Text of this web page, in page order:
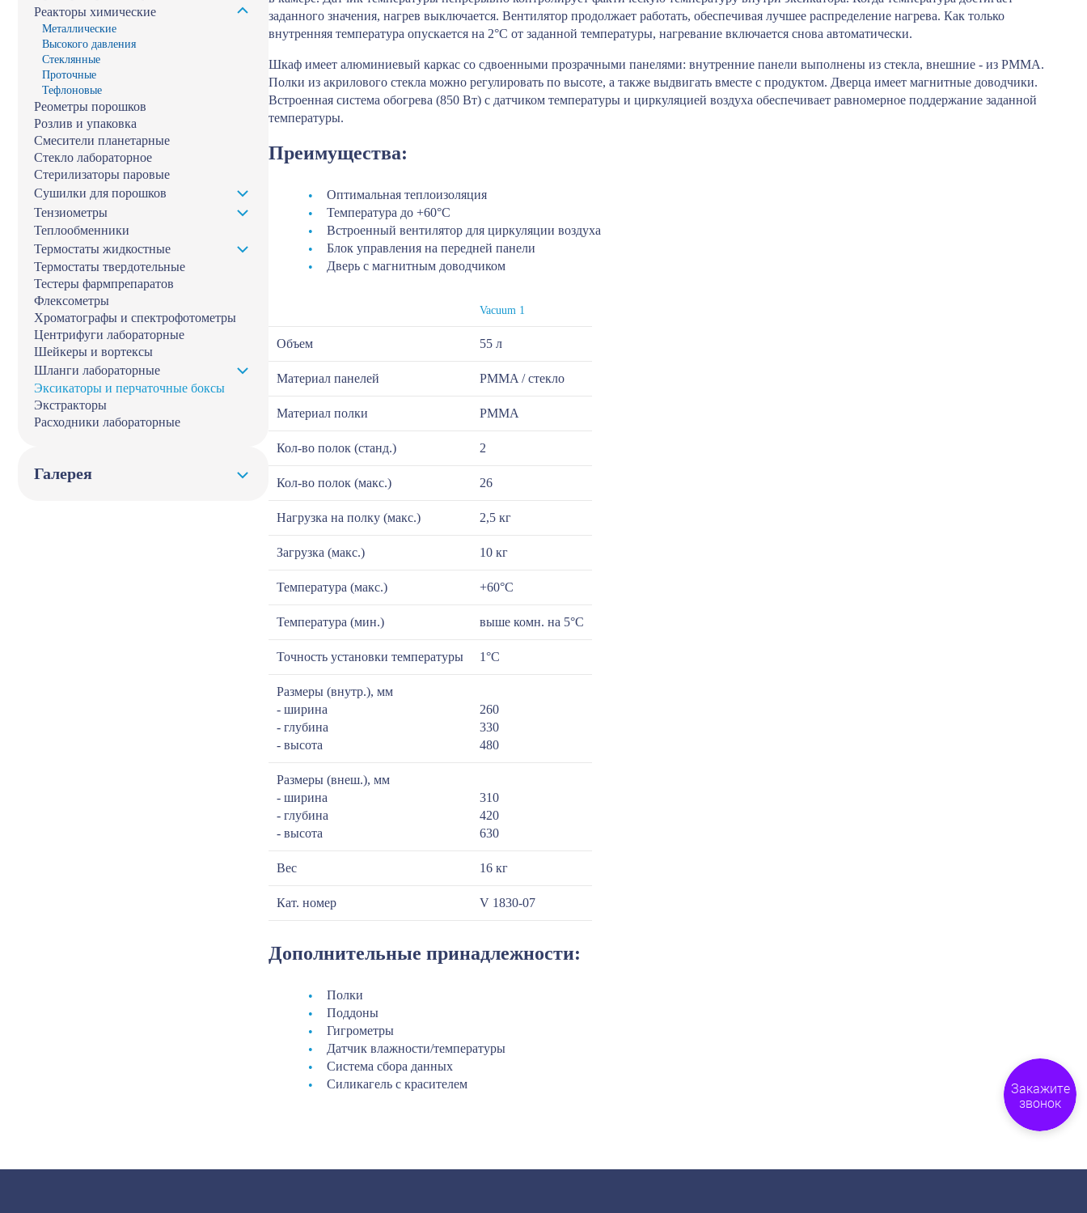
Реакторы химические
Металлические
Высокого давления
Стеклянные
Проточные
Тефлоновые
Реометры порошков
Розлив и упаковка
Смесители планетарные
Стекло лабораторное
Стерилизаторы паровые
Сушилки для порошков
Тензиометры
Теплообменники
Термостаты жидкостные
Термостаты твердотельные
Тестеры фармпрепаратов
Флексометры
Хроматографы и спектрофотометры
Центрифуги лабораторные
Шейкеры и вортексы
Шланги лабораторные
Эксикаторы и перчаточные боксы
Экстракторы
Расходники лабораторные
Галерея
заданного значения, нагрев выключается. Вентилятор продолжает работать, обеспечивая лучшее распределение нагрева. Как только
внутренняя температура опускается на 2°C от заданной температуры, нагревание включается снова автоматически.
Шкаф имеет алюминиевый каркас со сдвоенными прозрачными панелями: внутренние панели выполнены из стекла, внешние - из PMMA.
Полки из акрилового стекла можно регулировать по высоте, а также выдвигать вместе с продуктом. Дверца имеет магнитные доводчики.
Встроенная система обогрева (850 Вт) с датчиком температуры и циркуляцией воздуха обеспечивает равномерное поддержание заданной
температуры.
Преимущества:
Оптимальная теплоизоляция
Температура до +60°C
Встроенный вентилятор для циркуляции воздуха
Блок управления на передней панели
Дверь с магнитным доводчиком
Vacuum 1
Объем 55 л
Материал панелей PMMA / стекло
Материал полки PMMA
Кол-во полок (станд.) 2
Кол-во полок (макс.) 26
Нагрузка на полку (макс.) 2,5 кг
Загрузка (макс.) 10 кг
Температура (макс.) +60°C
Температура (мин.) выше комн. на 5°С
Точность установки температуры 1°C
Размеры (внутр.), мм
- ширина
- глубина
- высота
260
330
480
Размеры (внеш.), мм
- ширина
- глубина
- высота
310
420
630
Вес 16 кг
Кат. номер V 1830-07
Дополнительные принадлежности:
Полки
Поддоны
Гигрометры
Датчик влажности/температуры
Система сбора данных
Силикагель с красителем
Закажите